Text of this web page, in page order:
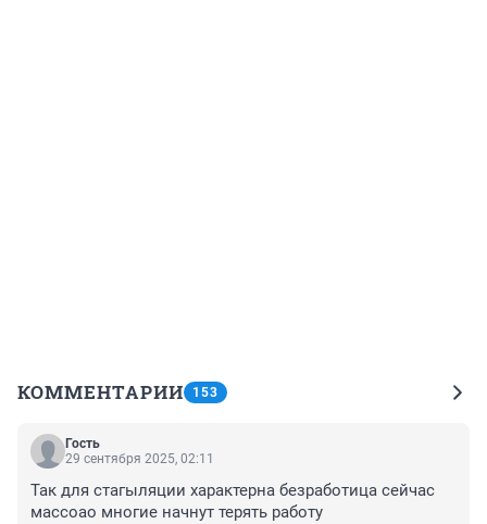
КОММЕНТАРИИ 153
Гость
29 сентября 2025, 02:11
Так для стагыляции характерна безработица сейчас
массоао многие начнут терять работу